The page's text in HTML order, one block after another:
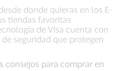
donde quieras en los E-
tiendas favoritas
de Visa cuenta con
seguridad que protegen
consejos para comprar en